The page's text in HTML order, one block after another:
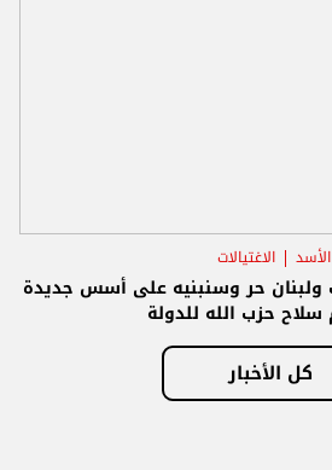
الاغتيالات
ولبنان حر وسنبنيه على أسس جديدة
حزب الله للدولة
كل الأخبار